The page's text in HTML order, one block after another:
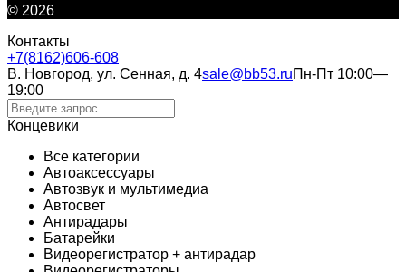
© 2026
Контакты
+7(8162)606-608
В. Новгород, ул. Сенная, д. 4sale@bb53.ruПн-Пт 10:00—
19:00
Концевики
Все категории
Автоаксессуары
Автозвук и мультимедиа
Автосвет
Антирадары
Батарейки
Видеорегистратор + антирадар